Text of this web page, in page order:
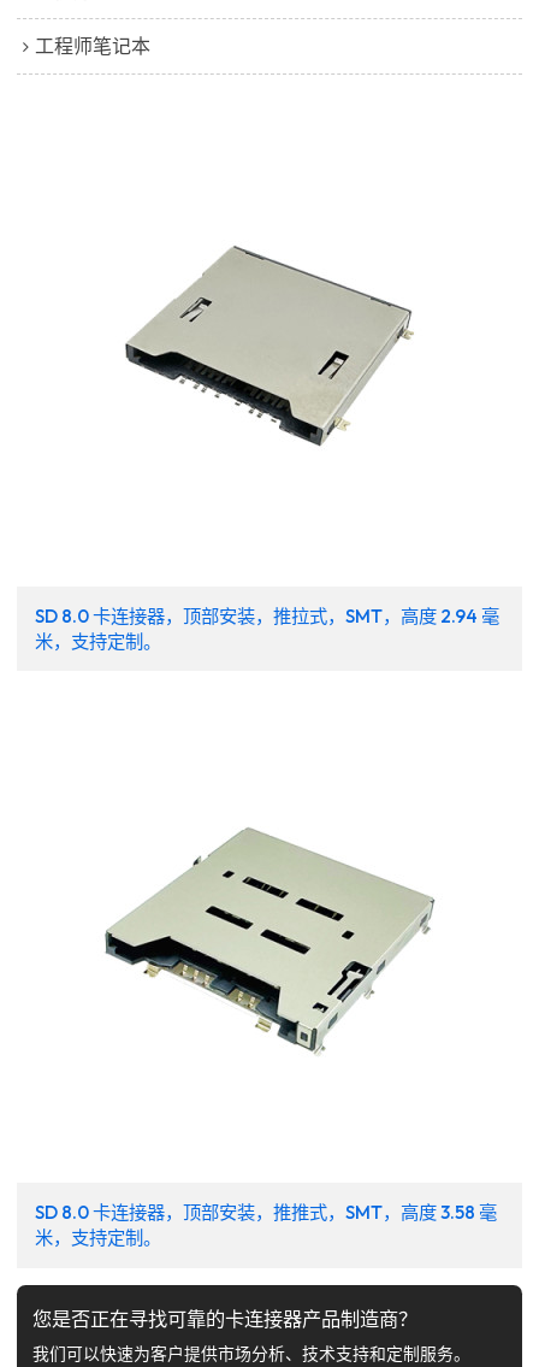
工程师笔记本
SD 8.0 卡连接器，顶部安装，推拉式，SMT，高度 2.94 毫
米，支持定制。
SD 8.0 卡连接器，顶部安装，推推式，SMT，高度 3.58 毫
米，支持定制。
您是否正在寻找可靠的卡连接器产品制造商？
我们可以快速为客户提供市场分析、技术支持和定制服务。